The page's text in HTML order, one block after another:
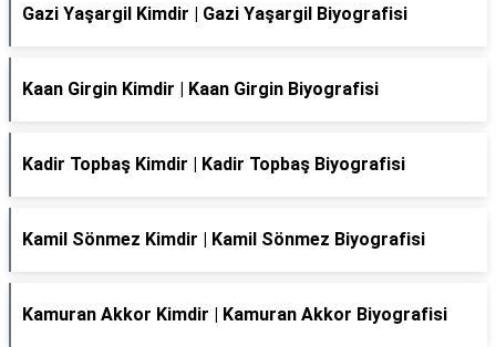
Gazi Yaşargil Kimdir | Gazi Yaşargil Biyografisi
Kaan Girgin Kimdir | Kaan Girgin Biyografisi
Kadir Topbaş Kimdir | Kadir Topbaş Biyografisi
Kamil Sönmez Kimdir | Kamil Sönmez Biyografisi
Kamuran Akkor Kimdir | Kamuran Akkor Biyografisi